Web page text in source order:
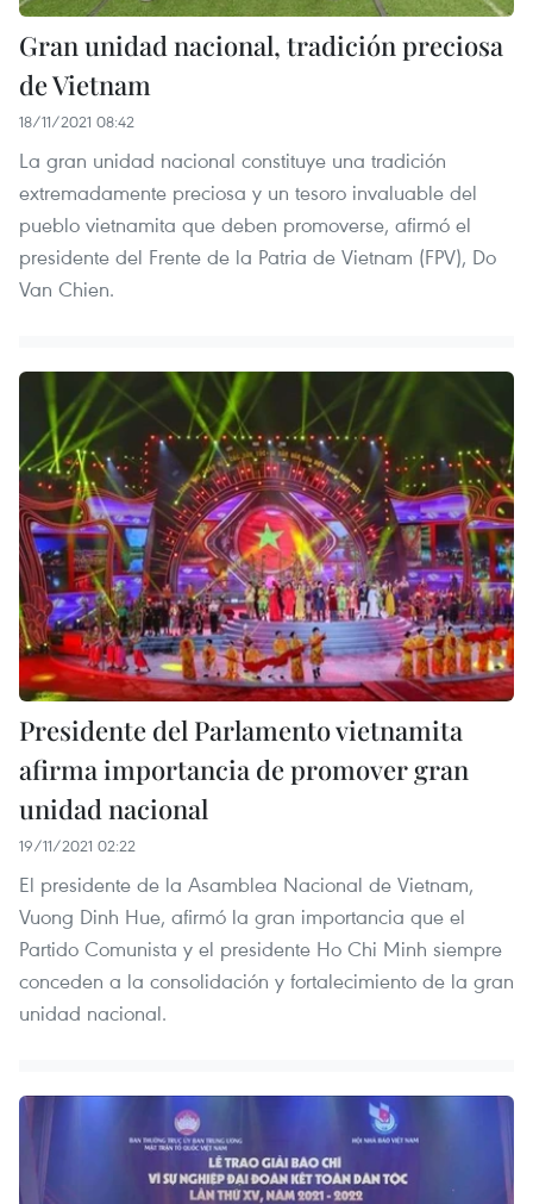
Gran unidad nacional, tradición preciosa
de Vietnam
18/11/2021 08:42
La gran unidad nacional constituye una tradición
extremadamente preciosa y un tesoro invaluable del
pueblo vietnamita que deben promoverse, afirmó el
presidente del Frente de la Patria de Vietnam (FPV), Do
Van Chien.
Presidente del Parlamento vietnamita
afirma importancia de promover gran
unidad nacional
19/11/2021 02:22
El presidente de la Asamblea Nacional de Vietnam,
Vuong Dinh Hue, afirmó la gran importancia que el
Partido Comunista y el presidente Ho Chi Minh siempre
conceden a la consolidación y fortalecimiento de la gran
unidad nacional.